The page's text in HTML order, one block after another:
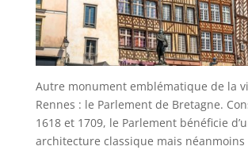
Autre monument emblématique de la
Rennes : le Parlement de Bretagne.
1618 et 1709, le Parlement bénéficie
architecture classique mais néanmoins